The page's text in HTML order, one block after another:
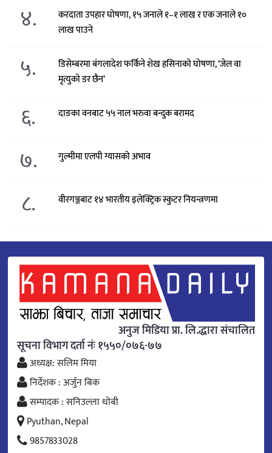
४.
करदाता उपहार घोषणा, १५ जनाले १–१ लाख र एक जनाले १०
लाख पाउने
५.
डिसेम्बरमा बंगलादेश फर्किने शेख हसिनाको घोषणा, ‘जेल वा
मृत्युको डर छैन’
६. दाङका वनबाट ५५ नाल भरुवा बन्दुक बरामद
७. गुल्मीमा एलपी ग्यासको अभाव
८. वीरगञ्जबाट १४ भारतीय इलेक्ट्रिक स्कुटर नियन्त्रणमा
अनुज मिडिया प्रा. लि.द्धारा संचालित
सूचना विभाग दर्ता नंः १५५०/०७६-७७
अध्यक्ष: सलिम मिया
निर्देशक : अर्जुन बिक
सम्पादक : सनिउल्ला धोबी
Pyuthan, Nepal
9857833028